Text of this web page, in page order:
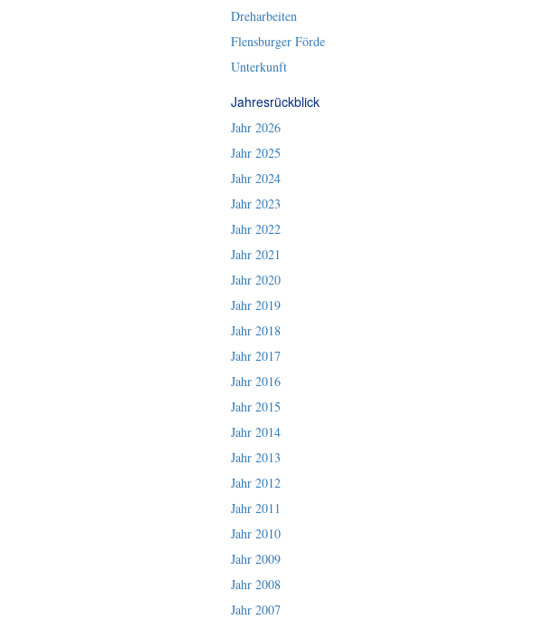
Dreharbeiten
Flensburger Förde
Unterkunft
Jahresrückblick
Jahr 2026
Jahr 2025
Jahr 2024
Jahr 2023
Jahr 2022
Jahr 2021
Jahr 2020
Jahr 2019
Jahr 2018
Jahr 2017
Jahr 2016
Jahr 2015
Jahr 2014
Jahr 2013
Jahr 2012
Jahr 2011
Jahr 2010
Jahr 2009
Jahr 2008
Jahr 2007